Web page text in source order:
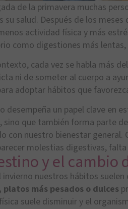
de la primavera muchas
su salud. Después de los
actividad física y más
como digestiones más lentas,
cada vez se habla más
ni de someter al cuerpo a
adoptar hábitos que
desempeña un papel clave en
sino que también forma parte
con nuestro bienestar general.
molestias digestivas,
y el cambio
invierno nuestros hábitos
platos más pesados o dulces
suele disminuir y el